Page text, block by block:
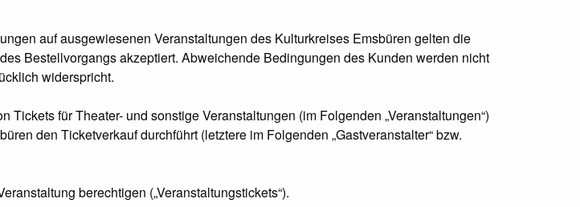
auf ausgewiesenen Veranstaltungen des Kulturkreises Emsbüren gelten die
Bestellvorgangs akzeptiert. Abweichende Bedingungen des Kunden werden nicht
widerspricht.
für Theater- und sonstige Veranstaltungen (im Folgenden „Veranstaltungen“)
den Ticketverkauf durchführt (letztere im Folgenden „Gastveranstalter“ bzw.
berechtigen („Veranstaltungstickets“).